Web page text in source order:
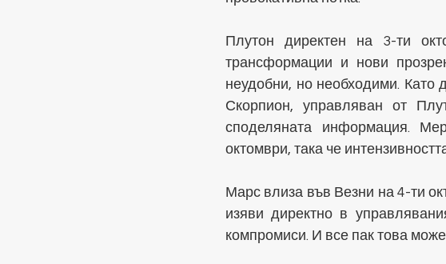
Плутон директен на 3-ти
трансформации и нови
неудобни, но необходими.
Скорпион, управляван от
споделяната информация.
октомври, така че
Марс влиза във Везни на 4-ти
изяви директно в
компромиси. И все пак това